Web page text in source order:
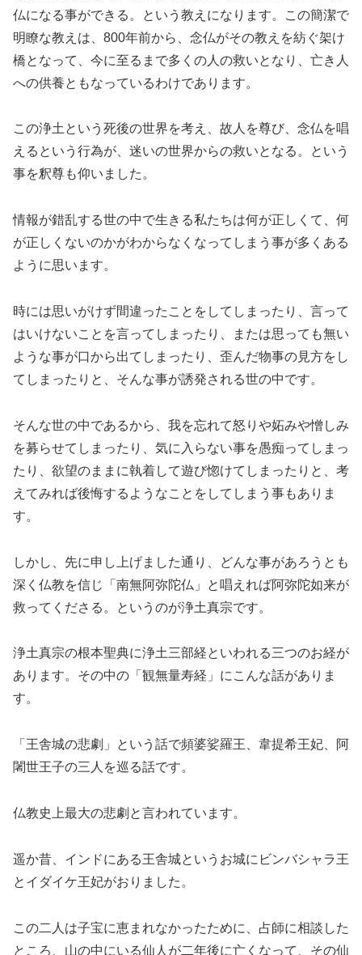
仏になる事ができる。という教えになります。この簡潔で
明瞭な教えは、800年前から、念仏がその教えを紡ぐ架け
橋となって、今に至るまで多くの人の救いとなり、亡き人
への供養ともなっているわけであります。
この浄土という死後の世界を考え、故人を尊び、念仏を唱
えるという行為が、迷いの世界からの救いとなる。という
事を釈尊も仰いました。
情報が錯乱する世の中で生きる私たちは何が正しくて、何
が正しくないのかがわからなくなってしまう事が多くある
ように思います。
時には思いがけず間違ったことをしてしまったり、言って
はいけないことを言ってしまったり、または思っても無い
ような事が口から出てしまったり、歪んだ物事の見方をし
てしまったりと、そんな事が誘発される世の中です。
そんな世の中であるから、我を忘れて怒りや妬みや憎しみ
を募らせてしまったり、気に入らない事を愚痴ってしまっ
たり、欲望のままに執着して遊び惚けてしまったりと、考
えてみれば後悔するようなことをしてしまう事もありま
す。
しかし、先に申し上げました通り、どんな事があろうとも
深く仏教を信じ「南無阿弥陀仏」と唱えれば阿弥陀如来が
救ってくださる。というのが浄土真宗です。
浄土真宗の根本聖典に浄土三部経といわれる三つのお経が
あります。その中の「観無量寿経」にこんな話がありま
す。
「王舎城の悲劇」という話で頻婆娑羅王、韋提希王妃、阿
闍世王子の三人を巡る話です。
仏教史上最大の悲劇と言われています。
遥か昔、インドにある王舎城というお城にビンバシャラ王
とイダイケ王妃がおりました。
この二人は子宝に恵まれなかったために、占師に相談した
ところ、山の中にいる仙人が二年後に亡くなって、その仙